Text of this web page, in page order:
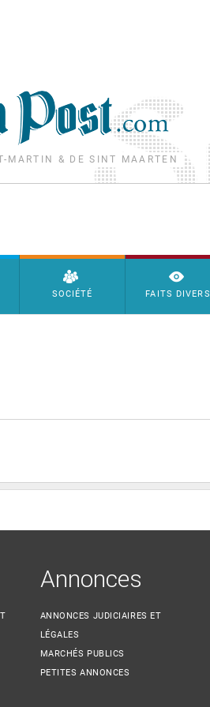
MARTIN & DE SINT MAARTEN
SOCIÉTÉ FAITS DIVERS
Annonces
ANNONCES JUDICIAIRES ET
LÉGALES
MARCHÉS PUBLICS
PETITES ANNONCES